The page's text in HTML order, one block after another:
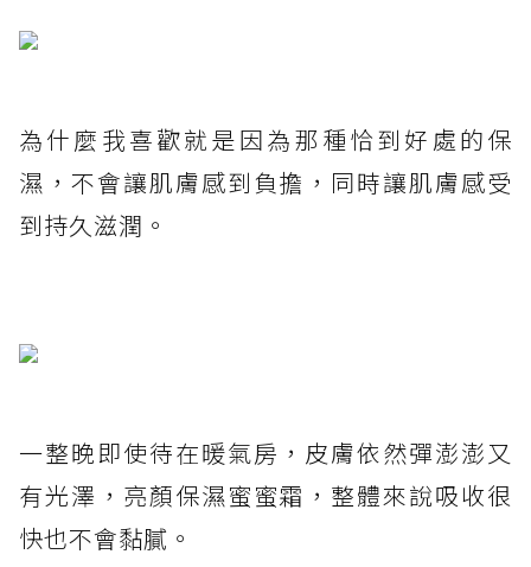
為什麼我喜歡就是因為那種恰到好處的保
濕，不會讓肌膚感到負擔，同時讓肌膚感受
到持久滋潤。
一整晚即使待在暖氣房，皮膚依然彈澎澎又
有光澤，亮顏保濕蜜蜜霜，整體來說吸收很
快也不會黏膩。